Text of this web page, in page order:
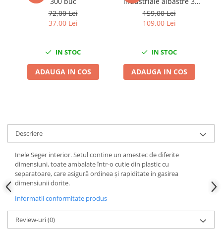
Chei Dinamometrice
Ciocane Dalti si Dornuri
Aeroterme si Incalzitoare
Masini de insurubat si gaurit
Masini de polishat
Pistoale aer cald
Pistoale de lipit
Pistoale electrice de impact
Polizoare unghiulare
Rindele
Slefuitoare electrice
Scule fixare distributie
72,00 Lei
37,00 Lei
IN STOC
ADAUGA IN COS
straturi 500
portii,170M/rola 34x22cm
159,00 Lei
109,00 Lei
IN STOC
ADAUGA IN COS
Descriere
Inele Seger interior. Setul contine un amestec de diferite
dimensiuni, toate ambalate într-o cutie din plastic cu
separatoare, care asigură ordinea și rapiditate in gasirea
dimensiunii dorite.
Informatii conformitate produs
Review-uri(0)